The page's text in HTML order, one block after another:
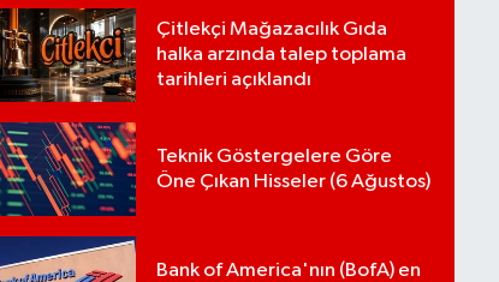
Çitlekçi Mağazacılık Gıda
halka arzında talep toplama
tarihleri açıklandı
Teknik Göstergelere Göre
Öne Çıkan Hisseler (6 Ağustos)
Bank of America'nın (BofA) en